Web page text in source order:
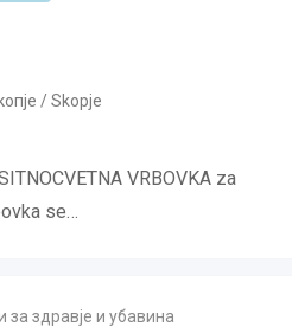
/ Skopje
VRBOVKA za
se…
за здравје и убавина